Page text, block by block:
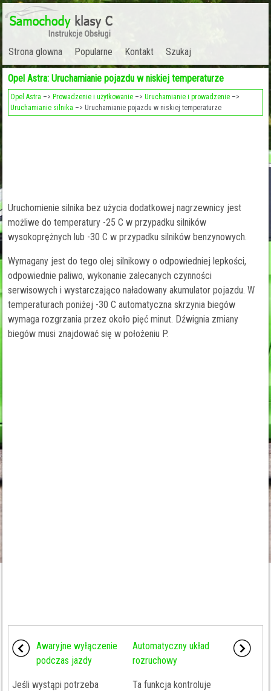
Strona glowna Popularne Kontakt Szukaj
Opel Astra: Uruchamianie pojazdu w niskiej temperaturze
Opel Astra –> Prowadzenie i użytkowanie –>Uruchamianie i prowadzenie –>
Uruchamianie silnika –> Uruchamianie pojazdu w niskiej temperaturze
Uruchomienie silnika bez użycia dodatkowej nagrzewnicy jest
możliwe do temperatury -25 C w przypadku silników
wysokoprężnych lub -30 C w przypadku silników benzynowych.
Wymagany jest do tego olej silnikowy o odpowiedniej lepkości,
odpowiednie paliwo, wykonanie zalecanych czynności
serwisowych i wystarczająco naładowany akumulator pojazdu. W
temperaturach poniżej -30 C automatyczna skrzynia biegów
wymaga rozgrzania przez około pięć minut. Dźwignia zmiany
biegów musi znajdować się w położeniu P.
Awaryjne wyłączenie
podczas jazdy
Jeśli wystąpi potrzeba
Automatyczny układ
rozruchowy
Ta funkcja kontroluje